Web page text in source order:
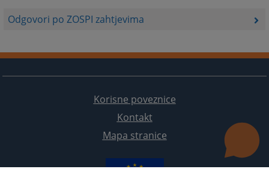
Odgovori po ZOSPI zahtjevima
Korisne poveznice
Kontakt
Mapa stranice